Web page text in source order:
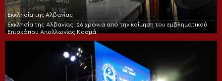
Εκκλησία της Αλβανίας
Εκκλησία της Αλβανίας: 26 χρόνια από την κοίμηση του εμβληματικού
Επισκόπου Απολλωνίας Κοσμά